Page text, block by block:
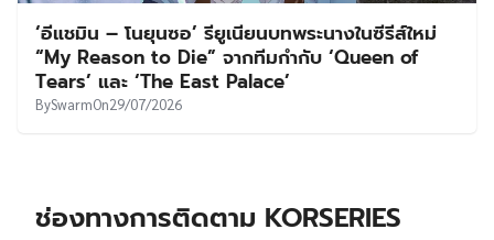
‘อีแชมิน – โนยุนซอ’ รียูเนียนบทพระนางในซีรีส์ใหม่
“My Reason to Die” จากทีมกำกับ ‘Queen of
Tears’ และ ‘The East Palace’
BySwarmOn29/07/2026
ช่องทางการติดตาม KORSERIES